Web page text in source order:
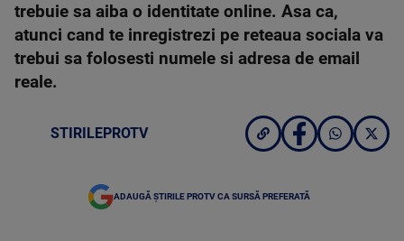
trebuie sa aiba o identitate online. Asa ca,
atunci cand te inregistrezi pe reteaua sociala va
trebui sa folosesti numele si adresa de email
reale.
STIRILEPROTV
ADAUGĂ ȘTIRILE PROTV CA SURSĂ PREFERATĂ